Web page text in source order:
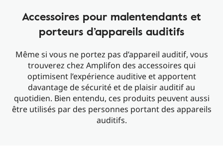
Accessoires pour malentendants et
porteurs d’appareils auditifs
Même si vous ne portez pas d’appareil auditif, vous
trouverez chez Amplifon des accessoires qui
optimisent l’expérience auditive et apportent
davantage de sécurité et de plaisir auditif au
quotidien. Bien entendu, ces produits peuvent aussi
être utilisés par des personnes portant des appareils
auditifs.